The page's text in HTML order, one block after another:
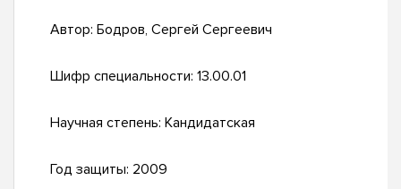
Автор: Бодров, Сергей Сергеевич
Шифр специальности: 13.00.01
Научная степень: Кандидатская
Год защиты: 2009